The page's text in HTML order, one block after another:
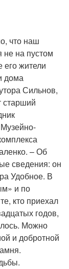
что наш
не на пустом
его жители
дома
Сильнов,
старший
– Об
сведения: он
Удобное. В
и по
кто приехал
годов,
Можно
и добротной